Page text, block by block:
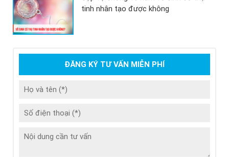
tinh nhân tạo được không
ĐĂNG KÝ TƯ VẤN MIỄN PHÍ